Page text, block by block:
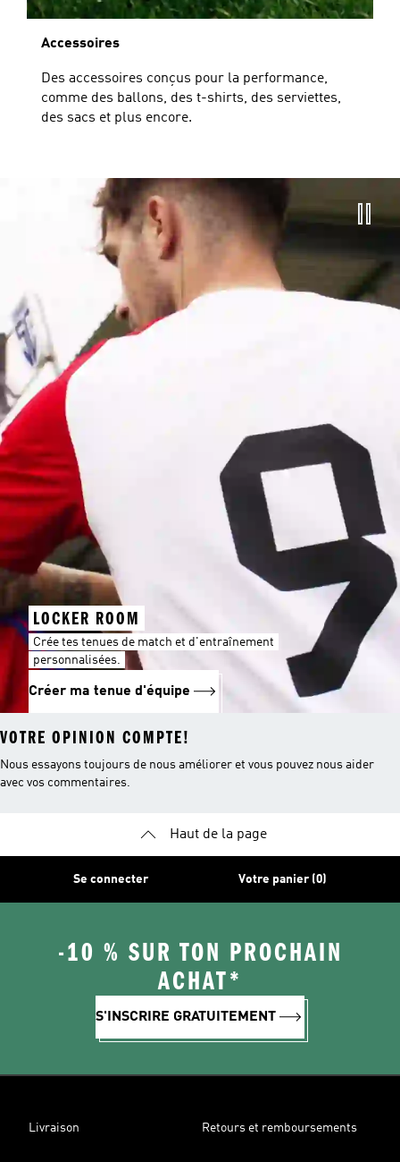
Accessoires
Des accessoires conçus pour la performance,
comme des ballons, des t-shirts, des serviettes,
des sacs et plus encore.
LOCKER ROOM
Crée tes tenues de match et d'entraînement
personnalisées.
Créer ma tenue d'équipe
VOTRE OPINION COMPTE!
Nous essayons toujours de nous améliorer et vous pouvez nous aider
avec vos commentaires.
Haut de la page
Se connecter Votre panier (0)
-10 % SUR TON PROCHAIN
ACHAT*
S'INSCRIRE GRATUITEMENT
Livraison Retours et remboursements